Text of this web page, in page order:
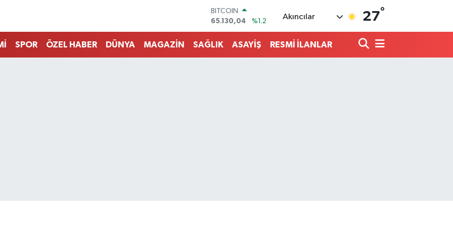
DOLAR
47,7106
%0.17
EURO
55,1652
%0.27
Akıncılar 27°
SPOR ÖZEL HABER DÜNYA MAGAZİN SAĞLIK ASAYİŞ RESMİ İLANLAR